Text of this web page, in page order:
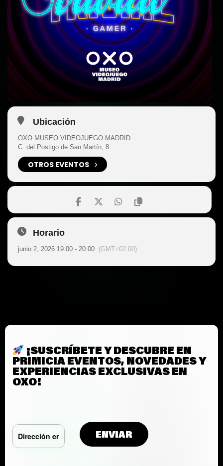
Ubicación
OXO MUSEO VIDEOJUEGO MADRID
C. del Postigo de San Martín, 8
OTROS EVENTOS
Horario
junio 2, 2026 19:00 - 20:00 (GMT+02:00)
¡SUSCRÍBETE Y DESCUBRE EN
PRIMICIA EVENTOS, NOVEDADES Y
EXPERIENCIAS EXCLUSIVAS EN
OXO!